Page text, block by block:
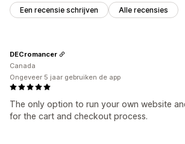
Een recensie schrijven Alle recensies
The only option to run your own website
for the cart and checkout process.
DECromancer
Canada
Ongeveer 5 jaar gebruiken de app